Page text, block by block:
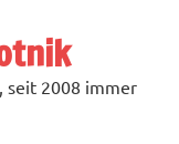
seit 2008 immer